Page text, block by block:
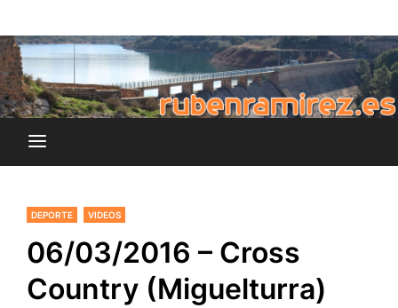
al
contenido
rubenramirez.es
DEPORTE VIDEOS
06/03/2016 – Cross
Country (Miguelturra)